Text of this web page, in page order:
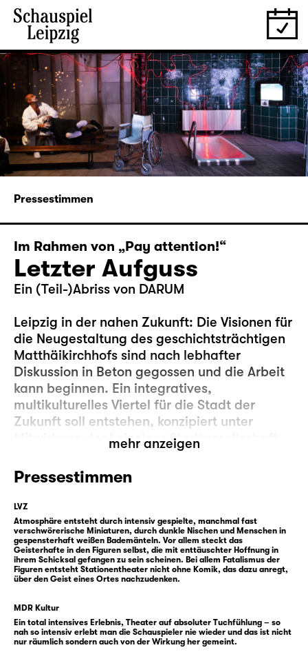
Pressestimmen
Im Rahmen von „Pay attention!“
Letzter Aufguss
Ein (Teil-)Abriss von DARUM
Leipzig in der nahen Zukunft: Die Visionen für
die Neugestaltung des geschichtsträchtigen
Matthäikirchhofs sind nach lebhafter
Diskussion in Beton gegossen und die Arbeit
kann beginnen. Ein integratives,
multikulturelles Viertel für die Stadt der
Zukunft soll entstehen, konzipiert unter
Mitwirkung der Leipziger Stadtgesellschaft –
nachhaltig, gemeinwohlorientiert,
vorwärtsgewandt, lebendig.
Doch etwas brodelt unterm Fundament der
seit den 80er Jahren das Areal
überschattenden ehemaligen Stasi-Zentrale.
Denn im Untergrund sitzen und schwitzen die
unversöhnten Geister der Vergangenheit(en)
— und warten in den verlassenen Keller-
Räumlichkeiten der einstigen Stasi-Sauna
darauf, endlich Gehör zu finden.
mehr anzeigen
Pressestimmen
LVZ
Atmosphäre entsteht durch intensiv gespielte, manchmal fast
verschwörerische Miniaturen, durch dunkle Nischen und Menschen in
gespensterhaft weißen Bademänteln. Vor allem steckt das
Geisterhafte in den Figuren selbst, die mit enttäuschter Hoffnung in
ihrem Schicksal gefangen zu sein scheinen. Bei allem Fatalismus der
Figuren entsteht Stationentheater nicht ohne Komik, das dazu anregt,
über den Geist eines Ortes nachzudenken.
MDR Kultur
Ein total intensives Erlebnis, Theater auf absoluter Tuchfühlung – so
nah so intensiv erlebt man die Schauspieler nie wieder und das ist nicht
nur räumlich sondern auch von der Wirkung her gemeint.